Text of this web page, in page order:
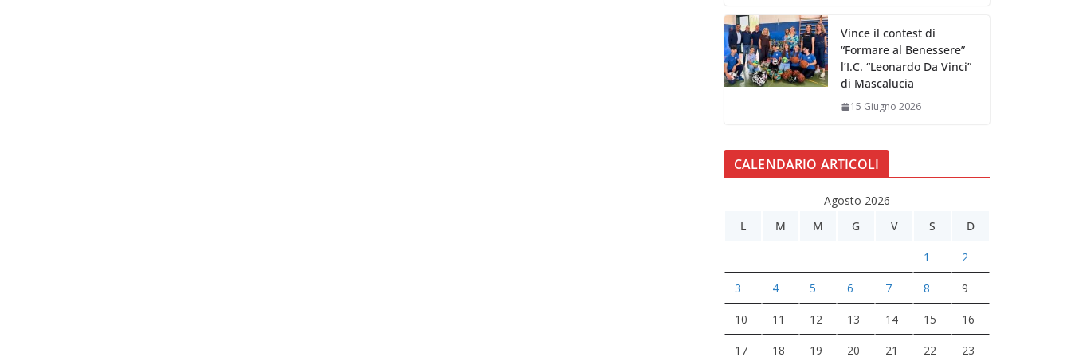
Vince il contest di
“Formare al Benessere”
l’I.C. “Leonardo Da Vinci”
di Mascalucia
15 Giugno 2026
CALENDARIO ARTICOLI
Agosto 2026
L
M M G V S D
1 2
3 4 5 6 7 8 9
10 11 12 13 14 15 16
17 18 19 20 21 22 23